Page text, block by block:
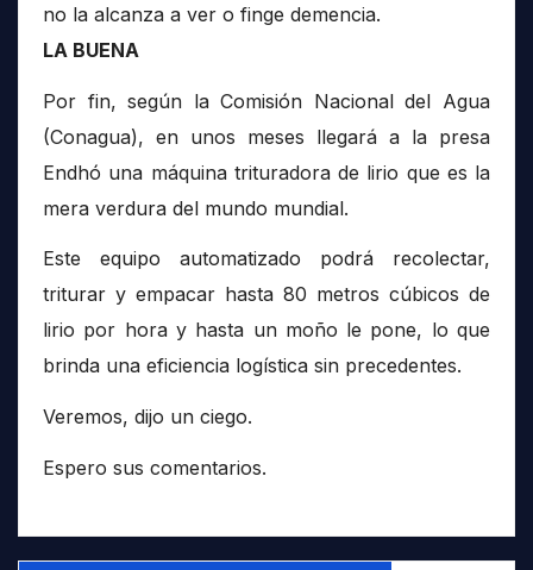
no la alcanza a ver o finge demencia.
LA BUENA
Por fin, según la Comisión Nacional del Agua
(Conagua), en unos meses llegará a la presa
Endhó una máquina trituradora de lirio que es la
mera verdura del mundo mundial.
Este equipo automatizado podrá recolectar,
triturar y empacar hasta 80 metros cúbicos de
lirio por hora y hasta un moño le pone, lo que
brinda una eficiencia logística sin precedentes.
Veremos, dijo un ciego.
Espero sus comentarios.